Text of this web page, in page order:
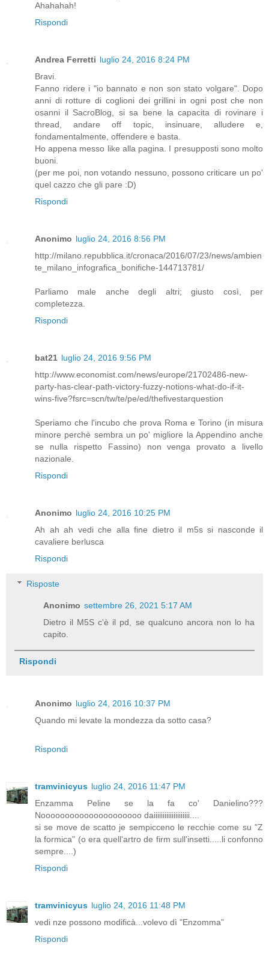
Ahahahah!
Rispondi
Andrea Ferretti luglio 24, 2016 8:24 PM
Bravi.
Fanno ridere i "io bannato e non son stato volgare". Dopo
anni di rotture di coglioni dei grillini in ogni post che non
osanni il SacroBlog, si sa bene la capacita di rovinare i
thread, andare off topic, insinuare, alludere e,
fondamentalmente, offendere e basta.
Ho appena messo like alla pagina. I presupposti sono molto
buoni.
(per me poi, non votando nessuno, possono criticare un po'
quel cazzo che gli pare :D)
Rispondi
Anonimo luglio 24, 2016 8:56 PM
http://milano.repubblica.it/cronaca/2016/07/23/news/ambien
te_milano_infografica_bonifiche-144713781/
Parliamo male anche degli altri; giusto così, per
completezza.
Rispondi
bat21 luglio 24, 2016 9:56 PM
http://www.economist.com/news/europe/21702486-new-
party-has-clear-path-victory-fuzzy-notions-what-do-if-it-
wins-five?fsrc=scn/tw/te/pe/ed/thefivestarquestion
Speriamo che l'incubo che prova Roma e Torino (in misura
minore perchè sembra un po' migliore la Appendino anche
se nulla rispetto Fassino) non venga provato a livello
nazionale.
Rispondi
Anonimo luglio 24, 2016 10:25 PM
Ah ah ah vedi che alla fine dietro il m5s si nasconde il
cavaliere berlusca
Rispondi
Risposte
Anonimo settembre 26, 2021 5:17 AM
Dietro il M5S c'è il pd, se qualcuno ancora non lo ha
capito.
Rispondi
Anonimo luglio 24, 2016 10:37 PM
Quando mi levate la mondezza da sotto casa?
Rispondi
tramvinicyus luglio 24, 2016 11:47 PM
Enzamma Peline se la fa co' Danielino???
Nooooooooooooooooooooo daiiiiiiiiiiiiiiiiiiii....
si se move de scatto je sempicceno le recchie come su "Z
la formica" (o era quell'artro de firm sull'insetti.....li confonno
sempre....)
Rispondi
tramvinicyus luglio 24, 2016 11:48 PM
vedi nze possono modificà...volevo dì "Enzomma"
Rispondi